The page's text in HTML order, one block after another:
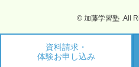
資料請求・
体験お申し込み
© 加藤学習塾 .All